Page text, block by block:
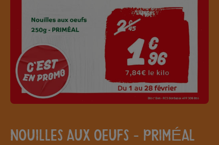
Nouilles aux oeufs - PRIMÉAL